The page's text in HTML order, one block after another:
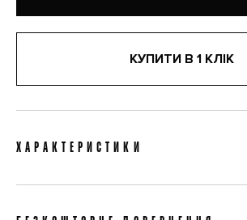
КУПИТИ В 1 КЛІК
ХАРАКТЕРИСТИКИ